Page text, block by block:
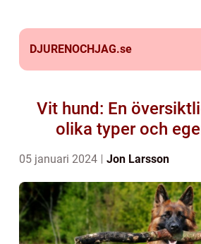
DJURENOCHJAG.se
Vit hund: En
olika typer och
05 januari 2024 Jon Larsson